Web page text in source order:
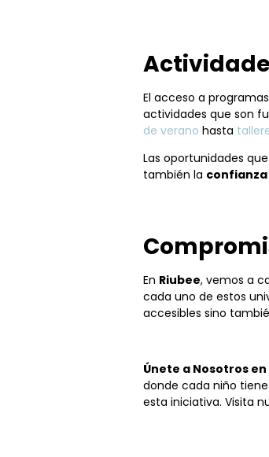
El acceso a
actividades que son
de verano hasta
Las oportunidades
también la confianza
En Riubee, vemos a
cada uno de estos
accesibles sino
Únete a Nosotros
donde cada niño
esta iniciativa. Visita